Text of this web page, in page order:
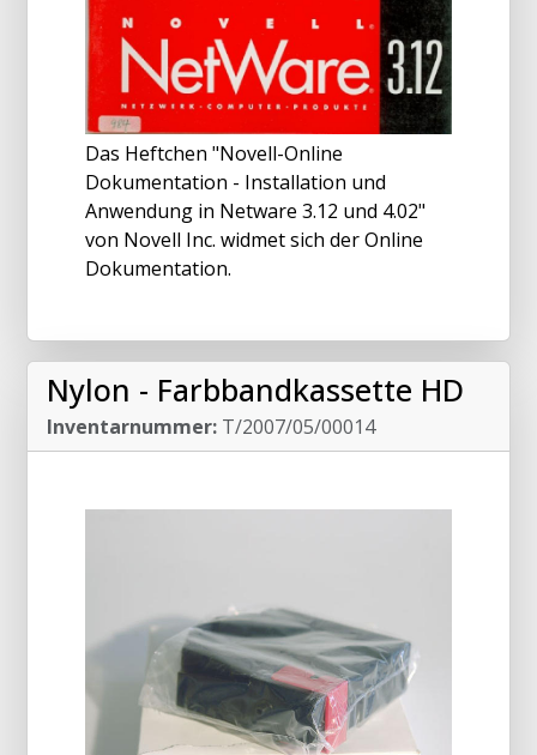
Das Heftchen "Novell-Online
Dokumentation - Installation und
Anwendung in Netware 3.12 und 4.02"
von Novell Inc. widmet sich der Online
Dokumentation.
Nylon - Farbbandkassette HD
Inventarnummer: T/2007/05/00014